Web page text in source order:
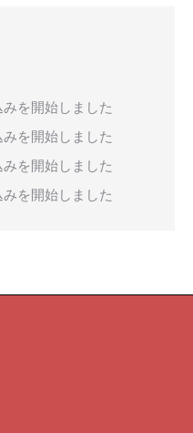
みを開始しました
みを開始しました
みを開始しました
みを開始しました